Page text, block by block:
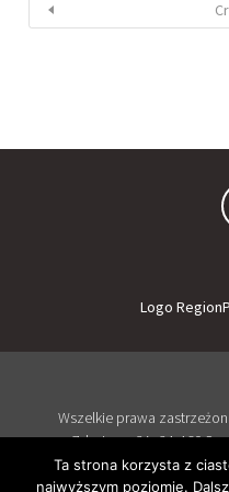
Logo
Wszelkie prawa
Zdrojowa 2A, 34-460
Zaloguj
Ta strona korzysta z
najwyższym poziomie.